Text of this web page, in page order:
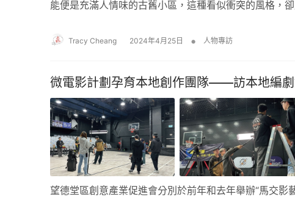
能便是充滿人情味的古舊小區，這種看似衝突的風格，
Tracy Cheang 2024年4月25日 • 人物專訪
微電影計劃孕育本地創作團隊――訪本地編劇
望德堂區創意產業促進會分別於前年和去年舉辦“馬交